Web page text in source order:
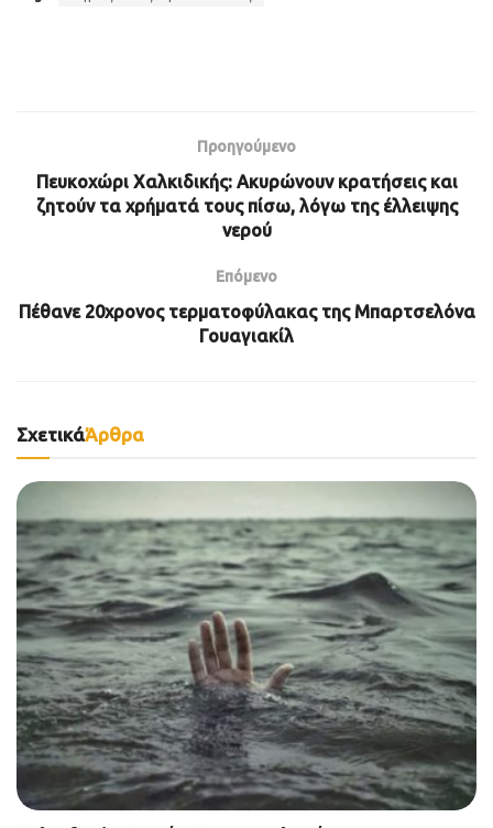
Προηγούμενο
Πευκοχώρι Χαλκιδικής: Ακυρώνουν κρατήσεις και
ζητούν τα χρήματά τους πίσω, λόγω της έλλειψης
νερού
Επόμενο
Πέθανε 20χρονος τερματοφύλακας της Μπαρτσελόνα
Γουαγιακίλ
ΣχετικάΆρθρα